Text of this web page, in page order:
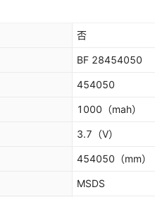
否
BF 28454050
454050
1000 （mah）
3.7 （V）
454050 （mm）
MSDS